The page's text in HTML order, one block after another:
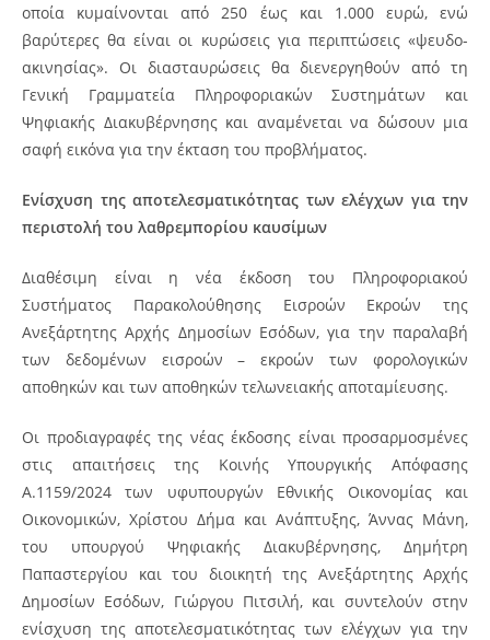
οποία κυμαίνονται από 250 έως και 1.000 ευρώ, ενώ
βαρύτερες θα είναι οι κυρώσεις για περιπτώσεις «ψευδο-
ακινησίας». Οι διασταυρώσεις θα διενεργηθούν από τη
Γενική Γραμματεία Πληροφοριακών Συστημάτων και
Ψηφιακής Διακυβέρνησης και αναμένεται να δώσουν μια
σαφή εικόνα για την έκταση του προβλήματος.
Ενίσχυση της αποτελεσματικότητας των ελέγχων για την
περιστολή του λαθρεμπορίου καυσίμων
Διαθέσιμη είναι η νέα έκδοση του Πληροφοριακού
Συστήματος Παρακολούθησης Εισροών Εκροών της
Ανεξάρτητης Αρχής Δημοσίων Εσόδων, για την παραλαβή
των δεδομένων εισροών – εκροών των φορολογικών
αποθηκών και των αποθηκών τελωνειακής αποταμίευσης.
Οι προδιαγραφές της νέας έκδοσης είναι προσαρμοσμένες
στις απαιτήσεις της Κοινής Υπουργικής Απόφασης
Α.1159/2024 των υφυπουργών Εθνικής Οικονομίας και
Οικονομικών, Χρίστου Δήμα και Ανάπτυξης, Άννας Μάνη,
του υπουργού Ψηφιακής Διακυβέρνησης, Δημήτρη
Παπαστεργίου και του διοικητή της Ανεξάρτητης Αρχής
Δημοσίων Εσόδων, Γιώργου Πιτσιλή, και συντελούν στην
ενίσχυση της αποτελεσματικότητας των ελέγχων για την